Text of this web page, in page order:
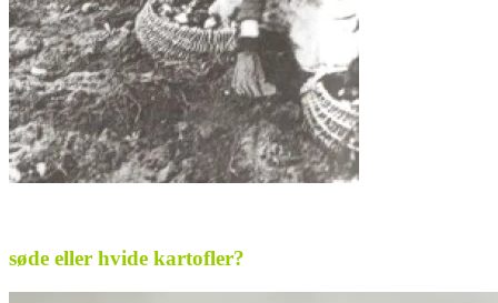
søde eller hvide kartofler?